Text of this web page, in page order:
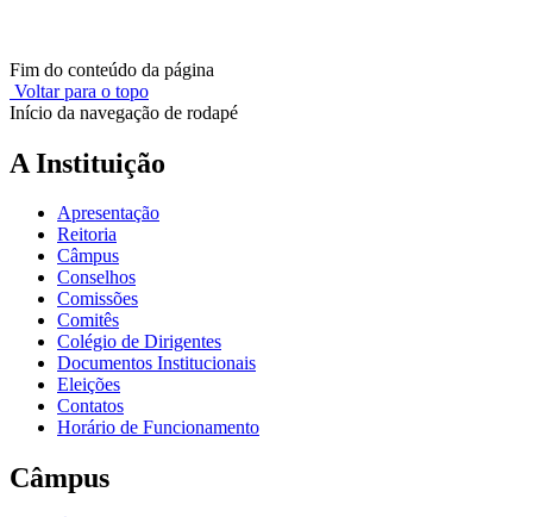
Fim do conteúdo da página
Voltar para o topo
Início da navegação de rodapé
A Instituição
Apresentação
Reitoria
Câmpus
Conselhos
Comissões
Comitês
Colégio de Dirigentes
Documentos Institucionais
Eleições
Contatos
Horário de Funcionamento
Câmpus